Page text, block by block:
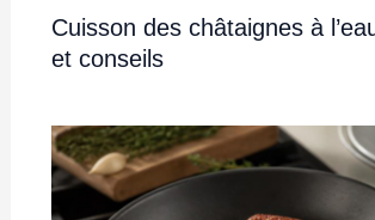
Cuisson des châtaignes à
et conseils